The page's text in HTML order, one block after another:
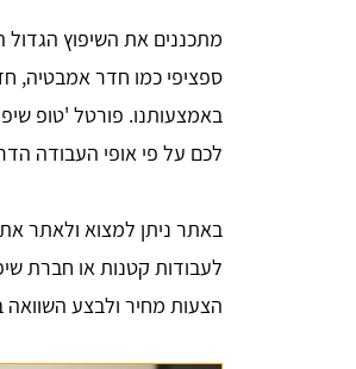
מתכננים את השיפוץ הגדול
ספציפי כמו חדר אמבטיה,
באמצעותנו. פורטל 'טופ
לכם על פי אופי העבודה
באתר ניתן למצוא ולאתר את
לעבודות קטנות או חברת
הצעות מחיר ולבצע השוואה